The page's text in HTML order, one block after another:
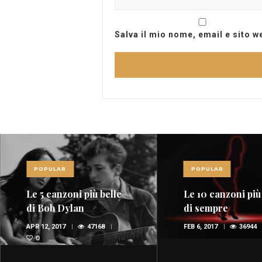
Salva il mio nome, email e sito
POPULAR
Le 10 canzoni più sexy
di sempre
FEB 6, 2017 36944
POPULAR
Red Power, nel
della musica
spopolano i rossi
OTT 29, 2015
35647